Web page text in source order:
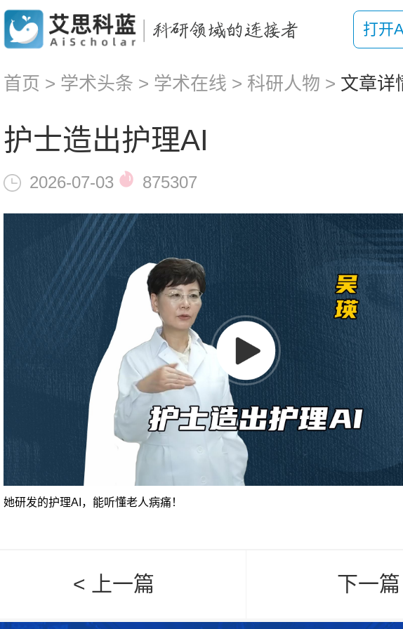
打开
首页 > 学术头条 > 学术在线 > 科研人物 > 文章详
护士造出护理AI
2026-07-03 875307
她研发的护理AI，能听懂老人病痛！
< 上一篇 下一